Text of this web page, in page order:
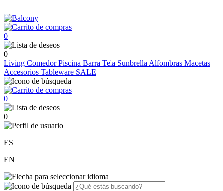
0
0
Living ComedorPiscina Barra Tela Sunbrella Alfombras Macetas
Accesorios Tableware SALE
0
0
ES
EN